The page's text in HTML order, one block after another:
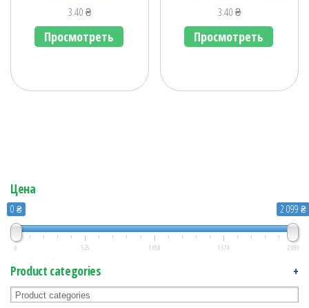
3.40₴
Просмотреть
3.40₴
Просмотреть
Цена
0 ₴ 2 099 ₴
0 525 1 050 1 574 2 099
Product categories +